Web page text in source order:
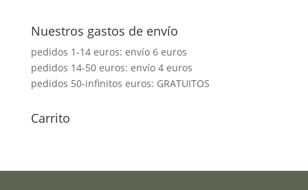
Nuestros gastos de envío
pedidos 1-14 euros: envío 6 euros
pedidos 14-50 euros: envío 4 euros
pedidos 50-infinitos euros: GRATUITOS
Carrito